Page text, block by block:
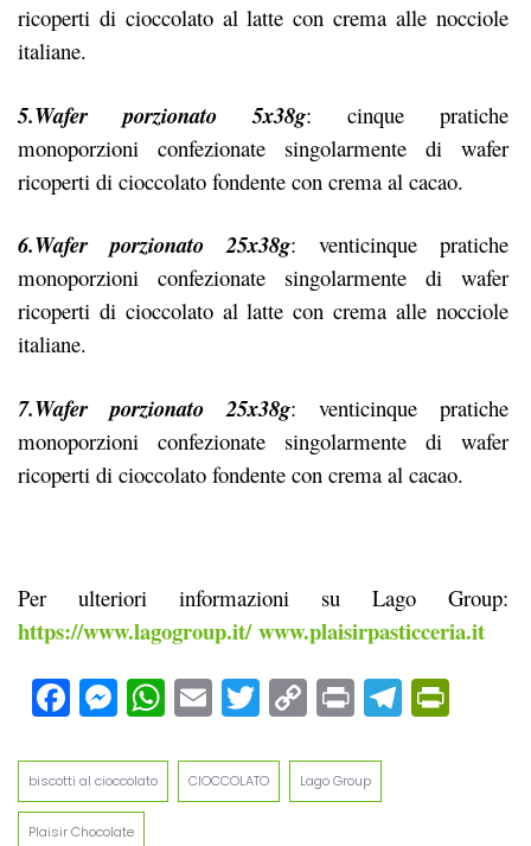
ricoperti di cioccolato al latte con crema alle nocciole
italiane.
5.Wafer porzionato 5x38g: cinque pratiche
monoporzioni confezionate singolarmente di wafer
ricoperti di cioccolato fondente con crema al cacao.
6.Wafer porzionato 25x38g: venticinque pratiche
monoporzioni confezionate singolarmente di wafer
ricoperti di cioccolato al latte con crema alle nocciole
italiane.
7.Wafer porzionato 25x38g: venticinque pratiche
monoporzioni confezionate singolarmente di wafer
ricoperti di cioccolato fondente con crema al cacao.
Per ulteriori informazioni su Lago Group:
https://www.lagogroup.it/ www.plaisirpasticceria.it
Facebook
Messenger
WhatsApp
EmailTwitter
Copy
Link
Print
biscotti al cioccolato CIOCCOLATO Lago Group
Plaisir Chocolate